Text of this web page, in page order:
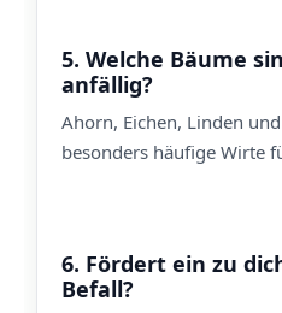
5. Welche Bäume
anfällig?
Ahorn, Eichen, Linden
besonders häufige Wirte
6. Fördert ein zu
Befall?